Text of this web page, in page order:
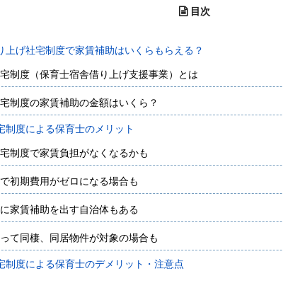
目次
上げ社宅制度で家賃補助はいくらもらえる？
制度（保育士宿舎借り上げ支援事業）とは
制度の家賃補助の金額はいくら？
制度による保育士のメリット
制度で家賃負担がなくなるかも
初期費用がゼロになる場合も
家賃補助を出す自治体もある
て同棲、同居物件が対象の場合も
制度による保育士のデメリット・注意点